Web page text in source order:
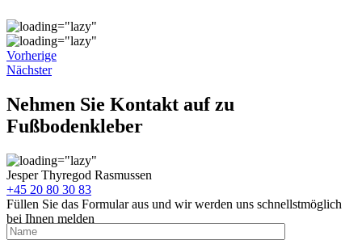
Vorherige
Nächster
Nehmen Sie Kontakt auf zu
Fußbodenkleber
Jesper Thyregod Rasmussen
+45 20 80 30 83
Füllen Sie das Formular aus und wir werden uns schnellstmöglich
bei Ihnen melden